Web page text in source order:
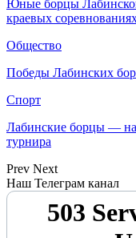
Юные борцы
краевых
Общество
Победы Лабинских
Спорт
Лабинские борцы — на
турнира
Prev Next
Наш Телеграм канал